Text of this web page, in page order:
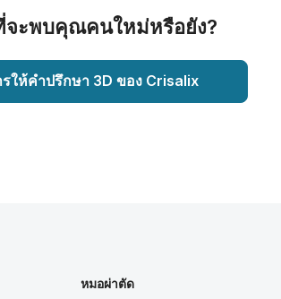
จะพบคุณคนใหม่หรือยัง?
รให้คำปรึกษา 3D ของ Crisalix
หมอผ่าตัด